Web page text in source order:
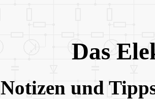
Das
Notizen und